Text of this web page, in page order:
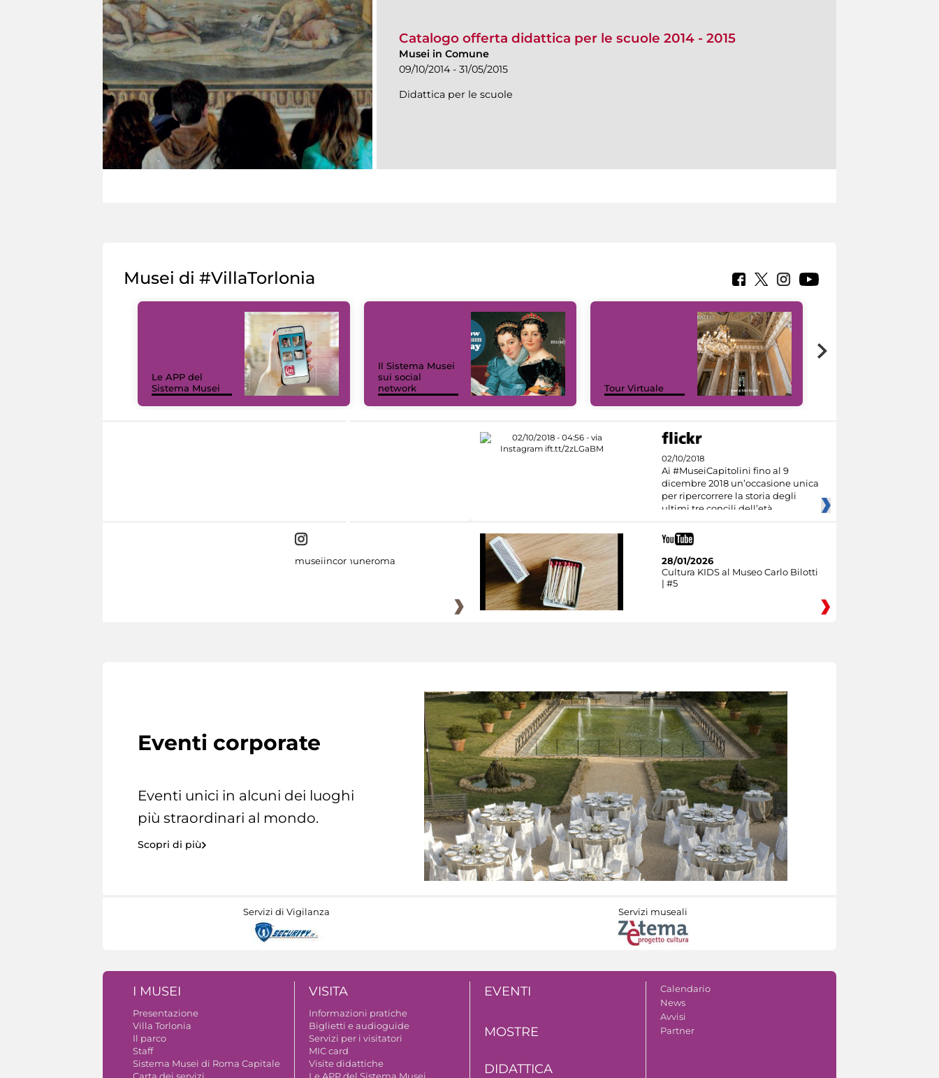
Catalogo offerta didattica per le scuole 2014 - 2015
Musei in Comune
09/10/2014 - 31/05/2015
Didattica per le scuole
Musei di #VillaTorlonia
Le APP del
Sistema Musei
Il Sistema Musei
sui social
network
Tour Virtuale
02/10/2018
Ai #MuseiCapitolini fino al 9
dicembre 2018 un’occasione unica
per ripercorrere la storia degli
ultimi tre concili dell’età
museiincomuneroma
28/01/2026
Cultura KIDS al Museo Carlo Bilotti
| #5
Eventi corporate
Eventi unici in alcuni dei luoghi
più straordinari al mondo.
Scopri di più
Servizi di Vigilanza Servizi museali
I MUSEI
Presentazione
Villa Torlonia
Il parco
Staff
Sistema Musei di Roma Capitale
Carta dei servizi
VISITA
Informazioni pratiche
Biglietti e audioguide
Servizi per i visitatori
MIC card
Visite didattiche
Le APP del Sistema Musei
EVENTI
MOSTRE
DIDATTICA
Calendario
News
Avvisi
Partner